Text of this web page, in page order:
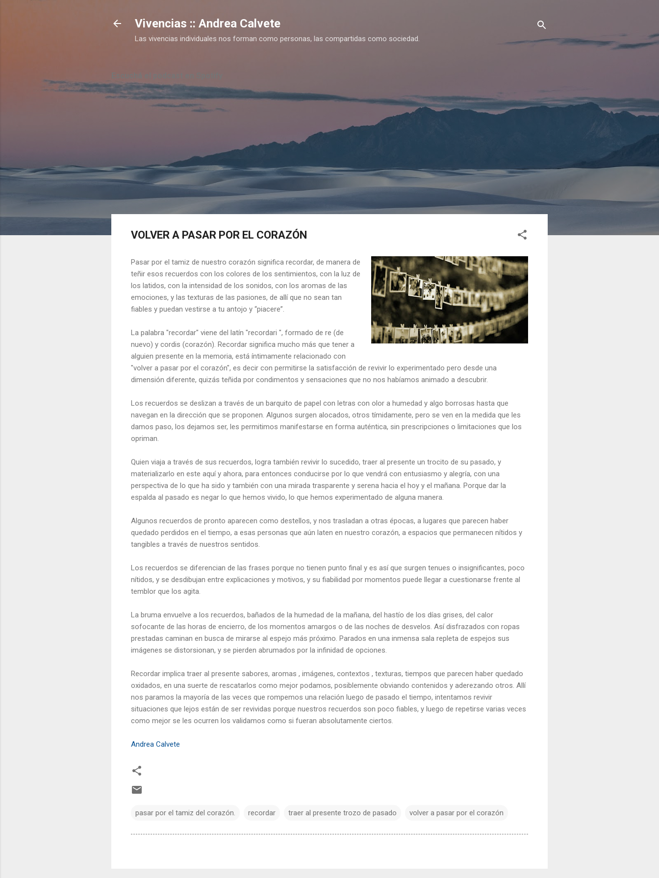
Vivencias :: Andrea Calvete
Las vivencias individuales nos forman como personas, las compartidas como sociedad.
VOLVER A PASAR POR EL CORAZÓN
Pasar por el tamiz de nuestro corazón significa recordar, de manera de
teñir esos recuerdos con los colores de los sentimientos, con la luz de
los latidos, con la intensidad de los sonidos, con los aromas de las
emociones, y las texturas de las pasiones, de allí que no sean tan
fiables y puedan vestirse a tu antojo y “piacere”.
La palabra "recordar" viene del latín "recordari ", formado de re (de
nuevo) y cordis (corazón). Recordar significa mucho más que tener a
alguien presente en la memoria, está íntimamente relacionado con
"volver a pasar por el corazón", es decir con permitirse la satisfacción de revivir lo experimentado pero desde una
dimensión diferente, quizás teñida por condimentos y sensaciones que no nos habíamos animado a descubrir.
Los recuerdos se deslizan a través de un barquito de papel con letras con olor a humedad y algo borrosas hasta que
navegan en la dirección que se proponen. Algunos surgen alocados, otros tímidamente, pero se ven en la medida que les
damos paso, los dejamos ser, les permitimos manifestarse en forma auténtica, sin prescripciones o limitaciones que los
opriman.
Quien viaja a través de sus recuerdos, logra también revivir lo sucedido, traer al presente un trocito de su pasado, y
materializarlo en este aquí y ahora, para entonces conducirse por lo que vendrá con entusiasmo y alegría, con una
perspectiva de lo que ha sido y también con una mirada trasparente y serena hacia el hoy y el mañana. Porque dar la
espalda al pasado es negar lo que hemos vivido, lo que hemos experimentado de alguna manera.
Algunos recuerdos de pronto aparecen como destellos, y nos trasladan a otras épocas, a lugares que parecen haber
quedado perdidos en el tiempo, a esas personas que aún laten en nuestro corazón, a espacios que permanecen nítidos y
tangibles a través de nuestros sentidos.
Los recuerdos se diferencian de las frases porque no tienen punto final y es así que surgen tenues o insignificantes, poco
nítidos, y se desdibujan entre explicaciones y motivos, y su fiabilidad por momentos puede llegar a cuestionarse frente al
temblor que los agita.
La bruma envuelve a los recuerdos, bañados de la humedad de la mañana, del hastío de los días grises, del calor
sofocante de las horas de encierro, de los momentos amargos o de las noches de desvelos. Así disfrazados con ropas
prestadas caminan en busca de mirarse al espejo más próximo. Parados en una inmensa sala repleta de espejos sus
imágenes se distorsionan, y se pierden abrumados por la infinidad de opciones.
Recordar implica traer al presente sabores, aromas , imágenes, contextos , texturas, tiempos que parecen haber quedado
oxidados, en una suerte de rescatarlos como mejor podamos, posiblemente obviando contenidos y aderezando otros. Allí
nos paramos la mayoría de las veces que rompemos una relación luego de pasado el tiempo, intentamos revivir
situaciones que lejos están de ser revividas porque nuestros recuerdos son poco fiables, y luego de repetirse varias veces
como mejor se les ocurren los validamos como si fueran absolutamente ciertos.
Andrea Calvete
pasar por el tamiz del corazón. recordar traer al presente trozo de pasado volver a pasar por el corazón